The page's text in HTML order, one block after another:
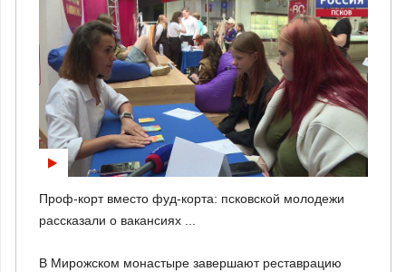
Проф-корт вместо фуд-корта: псковской молодежи
рассказали о вакансиях ...
В Мирожском монастыре завершают реставрацию